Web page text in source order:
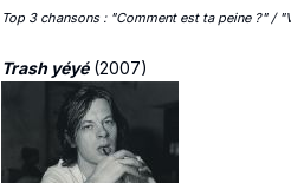
Top 3 chansons : "Comment est ta peine ?" /
Trash yéyé (2007)